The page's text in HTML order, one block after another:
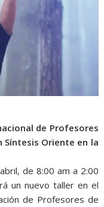
de Profesores
Síntesis Oriente en la
de 8:00 am a 2:00
un nuevo taller en el
de Profesores de